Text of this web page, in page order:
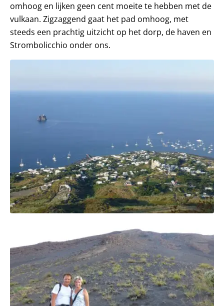
omhoog en lijken geen cent moeite te hebben met de
vulkaan. Zigzaggend gaat het pad omhoog, met
steeds een prachtig uitzicht op het dorp, de haven en
Strombolicchio onder ons.